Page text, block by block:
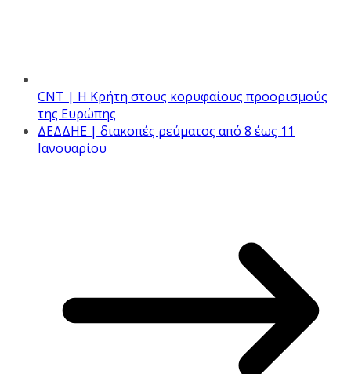
CNT | Η Κρήτη στους κορυφαίους προορισμούς
της Ευρώπης
ΔΕΔΔΗΕ | διακοπές ρεύματος από 8 ΄έως 11
Ιανουαρίου